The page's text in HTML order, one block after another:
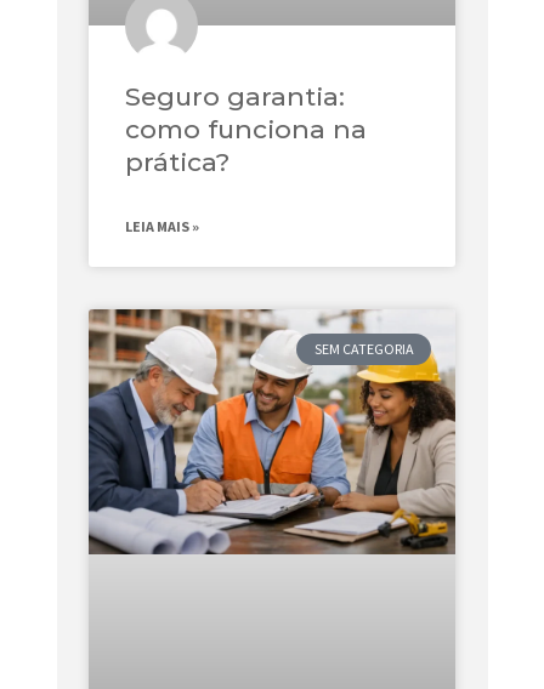
Seguro garantia:
como funciona na
prática?
LEIA MAIS »
SEM CATEGORIA